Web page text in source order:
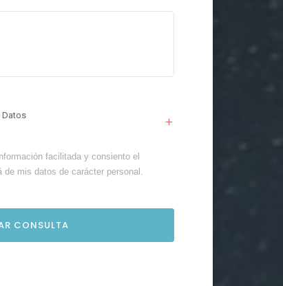
Datos
facilitada y consiento el
de mis datos de carácter personal.